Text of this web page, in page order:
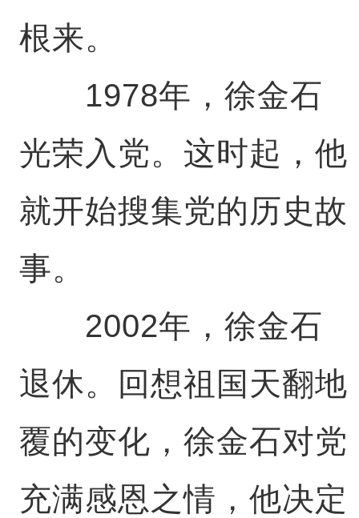
根来。
1978年，徐金石
光荣入党。这时起，他
就开始搜集党的历史故
事。
2002年，徐金石
退休。回想祖国天翻地
覆的变化，徐金石对党
充满感恩之情，他决定